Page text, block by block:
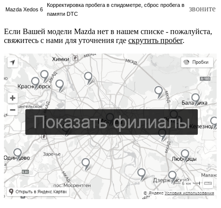
Mazda Xedos 6
Корректировка пробега в спидометре, сброс пробега в
памяти DTC
звоните
Если Вашей модели Mazda нет в нашем списке - пожалуйста,
свяжитесь с нами для уточнения где скрутить пробег.